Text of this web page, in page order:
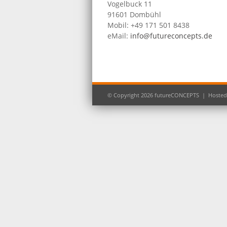
Vogelbuck 11
91601 Dombühl
Mobil: +49 171 501 8438
eMail: info@futureconcepts.de
© Copyright 2026 futureCONCEPTS |